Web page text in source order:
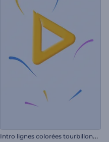
I
ntro lignes colorées tourbillonnantes